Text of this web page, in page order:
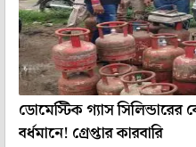
ডোমেস্টিক গ্যাস সিলিন্ডারের
বর্ধমানে! গ্রেপ্তার কারবারি